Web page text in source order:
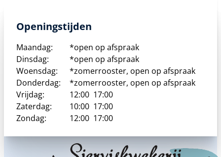
Openingstijden
Maandag:
*open op afspraak
Dinsdag:
*open op afspraak
Woensdag:
*zomerrooster, open op afspraak
Donderdag:
*zomerrooster, open op afspraak
Vrijdag:
12:00 17:00
Zaterdag:
10:00 17:00
Zondag:
12:00 17:00